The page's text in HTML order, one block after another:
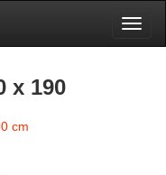
x 190
cm